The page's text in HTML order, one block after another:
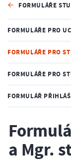
FORMULÁŘE
FORMULÁŘE PRO
FORMULÁŘE PRO
FORMULÁŘE PRO
FORMULÁŘ
a Mgr.